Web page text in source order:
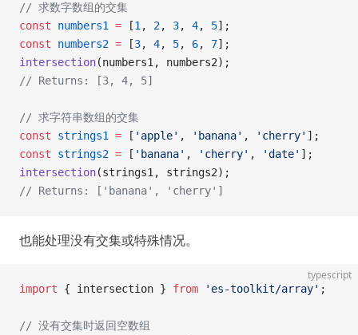
// 求数字数组的交集
const numbers1 = [1 , 2, 3, 4, 5];
const numbers2 = [3, 4, 5, 6, 7];
intersection(numbers1, numbers2);
// Returns: [3, 4, 5]
// 求字符串数组的交集
const strings1 = [ 'apple' , 'banana' , 'cherry' ];
const strings2 = [ 'banana' , 'cherry' , 'date' ];
intersection(strings1, strings2);
// Returns: ['banana', 'cherry']
也能处理没有交集或特殊情况。
typescript
import { intersection } from 'es-toolkit/array' ;
// 没有交集时返回空数组